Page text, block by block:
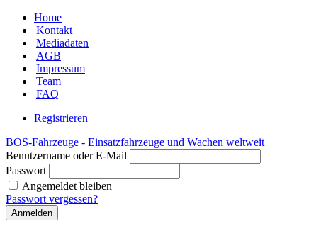
Home
|Kontakt
|Mediadaten
|AGB
|Impressum
|Team
|FAQ
Registrieren
BOS-Fahrzeuge - Einsatzfahrzeuge und Wachen weltweit
Benutzername oder E-Mail
Passwort
Angemeldet bleiben
Passwort vergessen?